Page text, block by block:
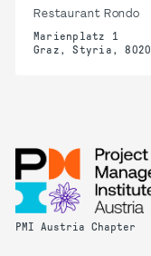
Restaurant Rondo
Marienplatz 1
Graz, Styria, 8020
PMI Austria Chapter